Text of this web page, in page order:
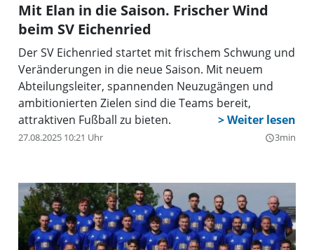
Mit Elan in die Saison. Frischer Wind
beim SV Eichenried
Der SV Eichenried startet mit frischem Schwung und
Veränderungen in die neue Saison. Mit neuem
Abteilungsleiter, spannenden Neuzugängen und
ambitionierten Zielen sind die Teams bereit,
attraktiven Fußball zu bieten.
27.08.2025 10:21 Uhr query_builder3min